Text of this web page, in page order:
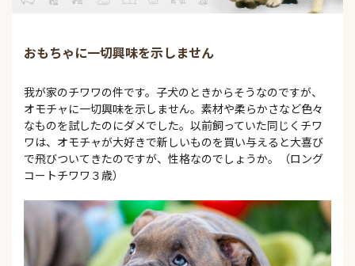
おもちゃに一切興味を示しません
我が家のチワワの件です。子犬のときからそうなのですが、
オモチャに一切興味を示しません。素材や柔らかさなど色々
なものを試したのにダメでした。以前飼っていた同じくチワ
ワは、オモチャが大好きで新しいものを買い与えると大喜び
で飛びついてきたのですが、性格なのでしょうか。（ロング
コートチワワ３歳）